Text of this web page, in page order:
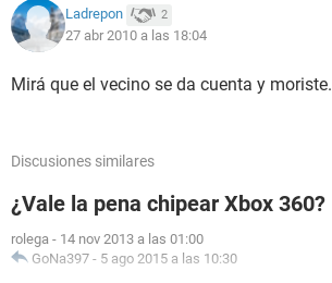
Ladrepon 2
27 abr 2010 a las 18:04
Mirá que el vecino se da cuenta y moriste.
Discusiones similares
¿Vale la pena chipear Xbox 360?
rolega - 14 nov 2013 a las 01:00
GoNa397 - 5 ago 2015 a las 10:30